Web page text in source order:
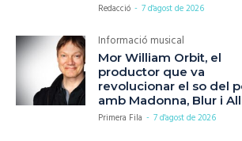
Redacció - 7 d'agost de 2026
Informació musical
Mor William Orbit, el
productor que va
revolucionar el so del
amb Madonna, Blur i
Primera Fila - 7 d'agost de 2026